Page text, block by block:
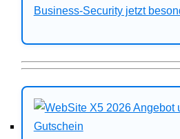
Business-Security jetzt